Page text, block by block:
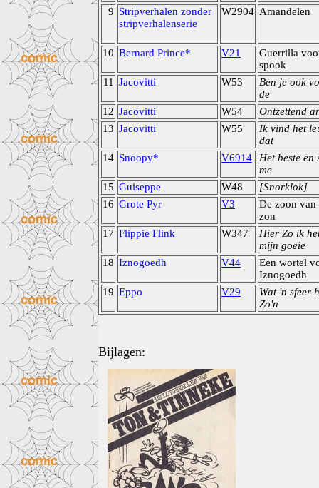
9 Stripverhalen zonder
stripverhalenserie
W2904 Amandelen
10 Bernard Prince* V21
Guerrilla
spook
11
Jacovitti W53
Ben je ook
de
12 Jacovitti W54
Ontzettend
13 Jacovitti W55
Ik vind het
dat
14 Snoopy* V6914
Het beste en
me
15 Guiseppe W48
[Snorklok]
16 Grote Pyr V3
De zoon van
zon
17 Flippie Flink W347
Hier Zo ik
mijn goeie
18 Iznogoedh V44
Een wortel
Iznogoedh
19 Eppo V29
Wat 'n sfeer
Zo'n
Bijlagen: